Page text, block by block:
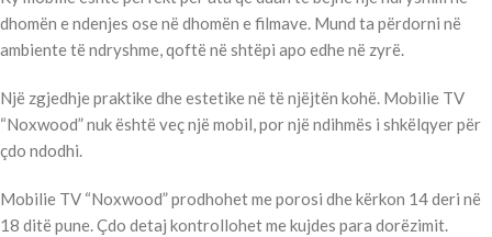
dhomën e ndenjes ose në dhomën e filmave. Mund ta përdorni në
ambiente të ndryshme, qoftë në shtëpi apo edhe në zyrë.
Një zgjedhje praktike dhe estetike në të njëjtën kohë. Mobilie TV
“Noxwood” nuk është veç një mobil, por një ndihmës i shkëlqyer për
çdo ndodhi.
Mobilie TV “Noxwood” prodhohet me porosi dhe kërkon 14 deri në
18 ditë pune. Çdo detaj kontrollohet me kujdes para dorëzimit.